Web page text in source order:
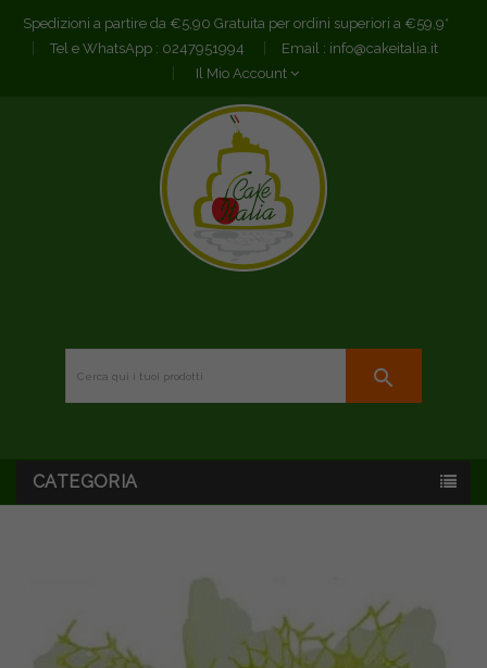
Spedizioni a partire da €5,90 Gratuita per ordini superiori a €59,9*
Tel e WhatsApp : 0247951994 Email : info@cakeitalia.it
Il Mio Account
search
CATEGORIA